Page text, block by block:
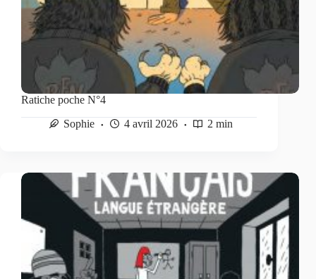
Ratiche poche N°4
Sophie
4 avril 2026 2 min